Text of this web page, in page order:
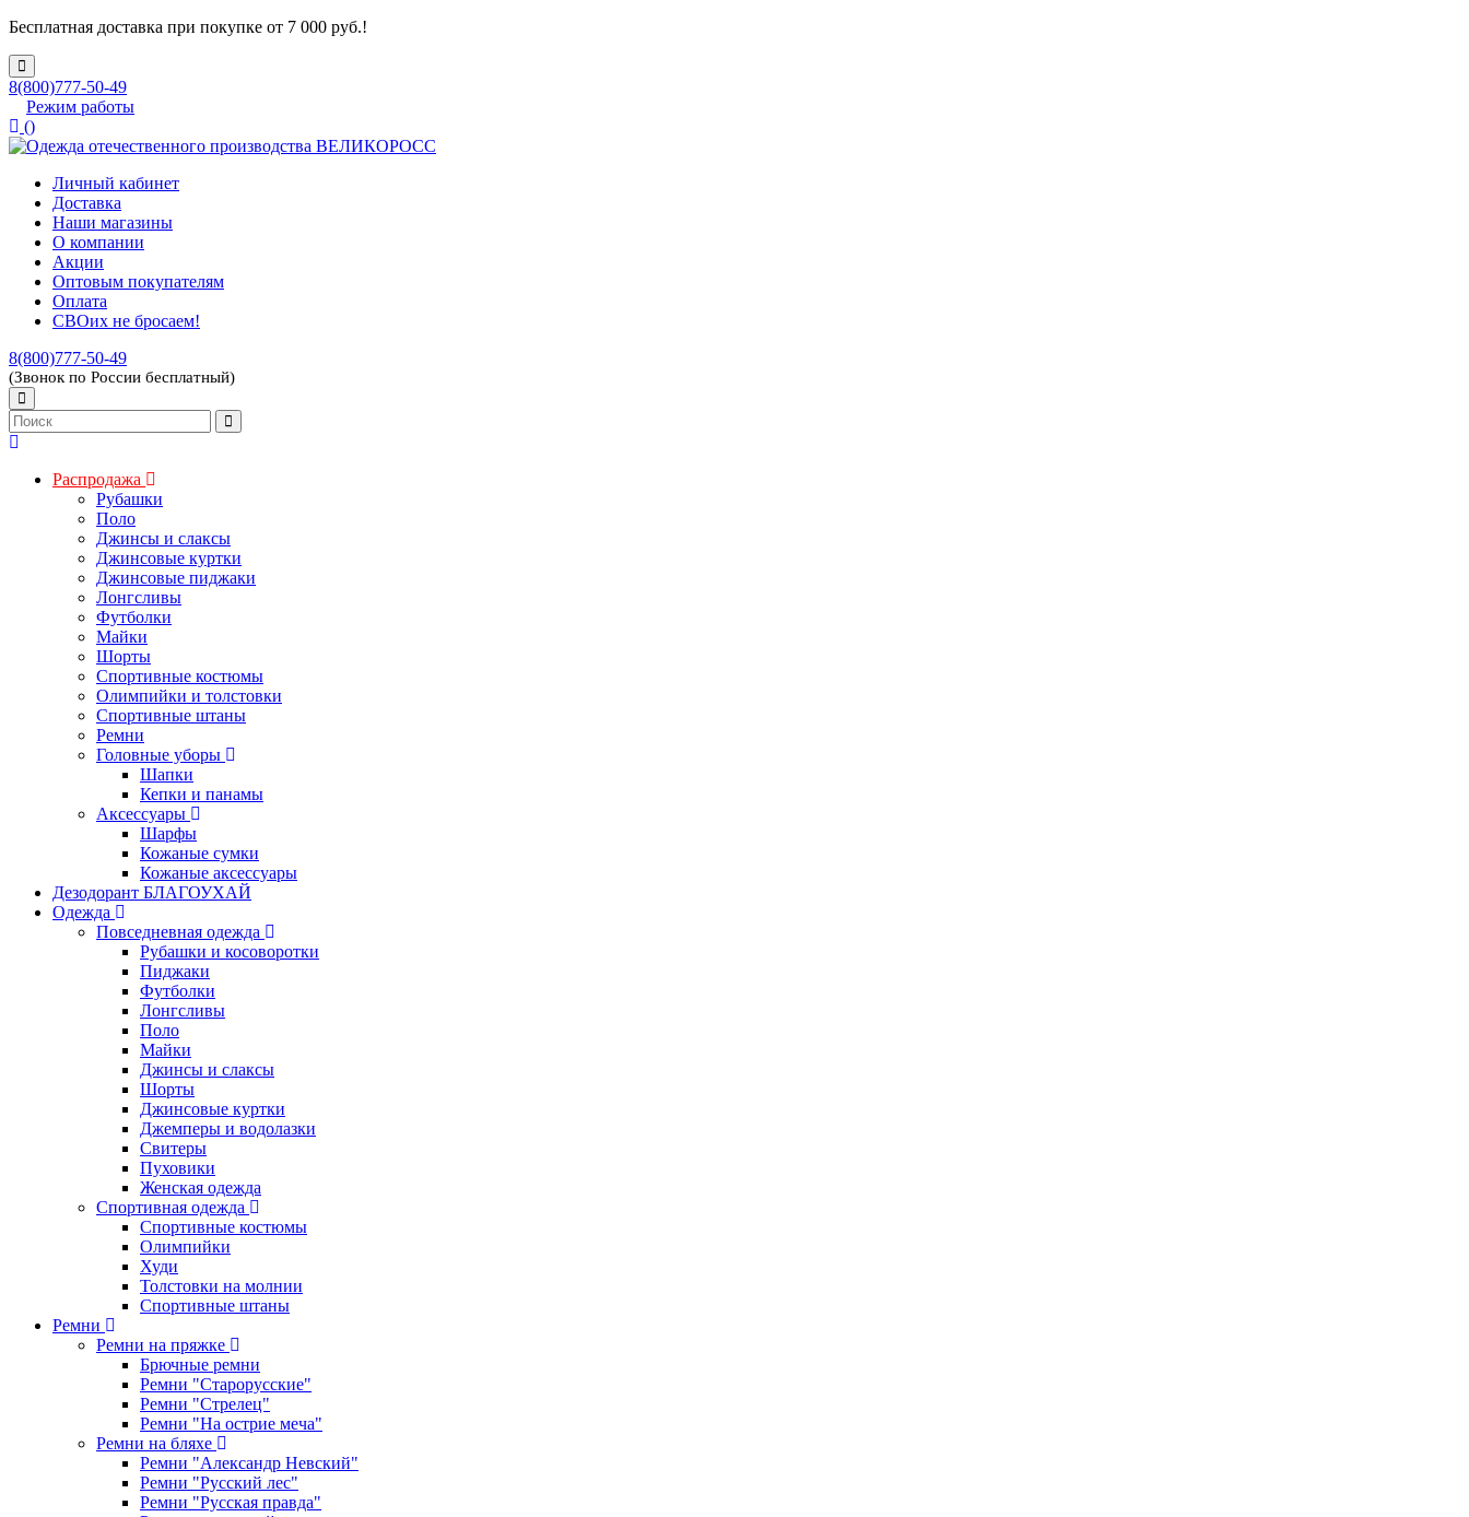
Бесплатная доставка при покупке от 7 000 руб.!
8(800)777-50-49
Режим работы
()
Личный кабинет
Доставка
Наши магазины
О компании
Акции
Оптовым покупателям
Оплата
СВОих не бросаем!
8(800)777-50-49
(Звонок по России бесплатный)
Распродажа
Рубашки
Поло
Джинсы и слаксы
Джинсовые куртки
Джинсовые пиджаки
Лонгсливы
Футболки
Майки
Шорты
Спортивные костюмы
Олимпийки и толстовки
Спортивные штаны
Ремни
Головные уборы
Шапки
Кепки и панамы
Аксессуары
Шарфы
Кожаные сумки
Кожаные аксессуары
Дезодорант БЛАГОУХАЙ
Одежда
Повседневная одежда
Рубашки и косоворотки
Пиджаки
Футболки
Лонгсливы
Поло
Майки
Джинсы и слаксы
Шорты
Джинсовые куртки
Джемперы и водолазки
Свитеры
Пуховики
Женская одежда
Спортивная одежда
Спортивные костюмы
Олимпийки
Худи
Толстовки на молнии
Спортивные штаны
Ремни
Ремни на пряжке
Брючные ремни
Ремни "Старорусские"
Ремни "Стрелец"
Ремни "На острие меча"
Ремни на бляхе
Ремни "Александр Невский"
Ремни "Русский лес"
Ремни "Русская правда"